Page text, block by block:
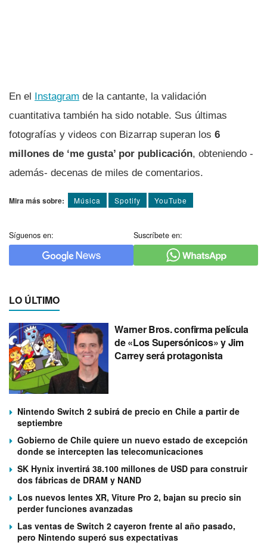
En el Instagram de la cantante, la validación
cuantitativa también ha sido notable. Sus últimas
fotografías y videos con Bizarrap superan los 6
millones de ‘me gusta’ por publicación, obteniendo -
además- decenas de miles de comentarios.
Mira más sobre: Música Spotify YouTube
Síguenos en: Suscríbete en:
LO ÚLTIMO
Warner Bros. confirma película
de «Los Supersónicos» y Jim
Carrey será protagonista
Nintendo Switch 2 subirá de precio en Chile a partir de
septiembre
Gobierno de Chile quiere un nuevo estado de excepción
donde se intercepten las telecomunicaciones
SK Hynix invertirá 38.100 millones de USD para construir
dos fábricas de DRAM y NAND
Los nuevos lentes XR, Viture Pro 2, bajan su precio sin
perder funciones avanzadas
Las ventas de Switch 2 cayeron frente al año pasado,
pero Nintendo superó sus expectativas